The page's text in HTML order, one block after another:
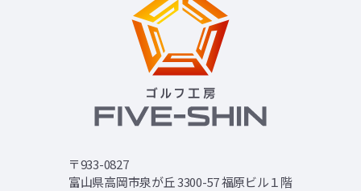
〒933-0827
富山県高岡市泉が丘 3300-57 福原ビル１階